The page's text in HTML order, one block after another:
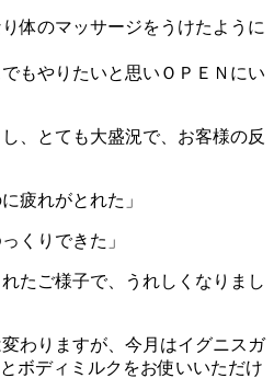
体のマッサージをうけたように
もやりたいと思いＯＰＥＮにい
、とても大盛況で、お客様の反
疲れがとれた」
くりできた」
たご様子で、うれしくなりまし
わりますが、今月はイグニスガ
ボディミルクをお使いいただけ